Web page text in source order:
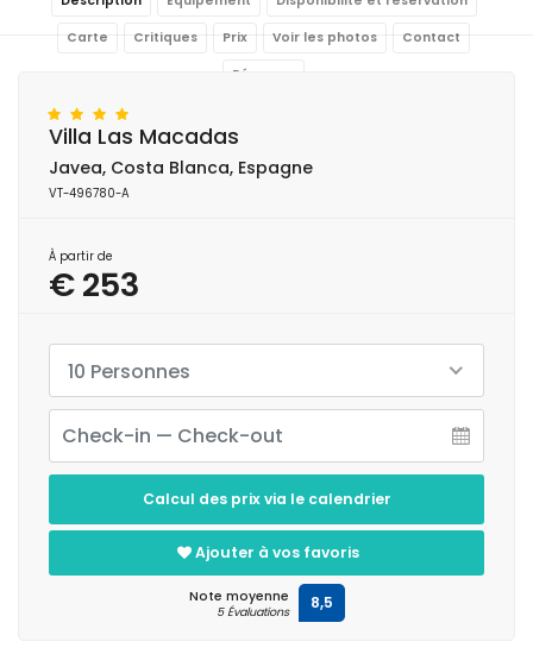
Carte Critiques Prix Voir les photos Contact
Réserver
Villa Las Macadas
Javea, Costa Blanca, Espagne
VT-496780-A
À partir de
€ 253
10 Personnes
Calcul des prix via le calendrier
Ajouter à vos favoris
Note moyenne
5 Évaluations 8,5